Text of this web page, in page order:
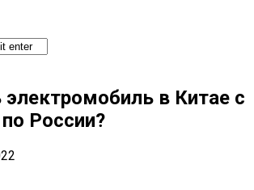
электромобиль в Китае с
России?